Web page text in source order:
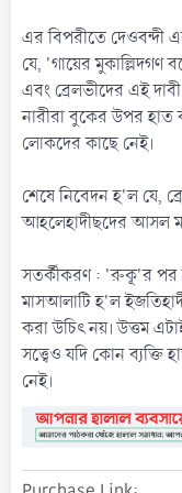
এর বিপরীতে দেওবন্দী
যে, 'গায়ের মুকাল্লিদগণ
এবং ব্রেলভীদের এই
নারীরা বুকের উপর হাত
লোকদের কাছে নেই।
শেষে নিবেদন হ'ল যে,
আহলেহাদীছদের আসল
সতর্কীকরণ : 'রুকূ'র পর
মাসআলাটি হ'ল
করা উচিৎ নয়। উত্তম
সত্ত্বেও যদি কোন
নেই।